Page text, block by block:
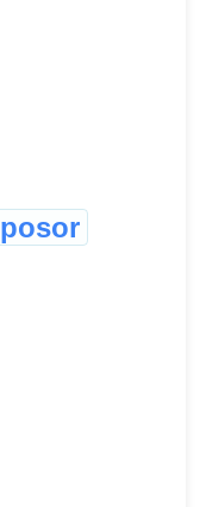
posor